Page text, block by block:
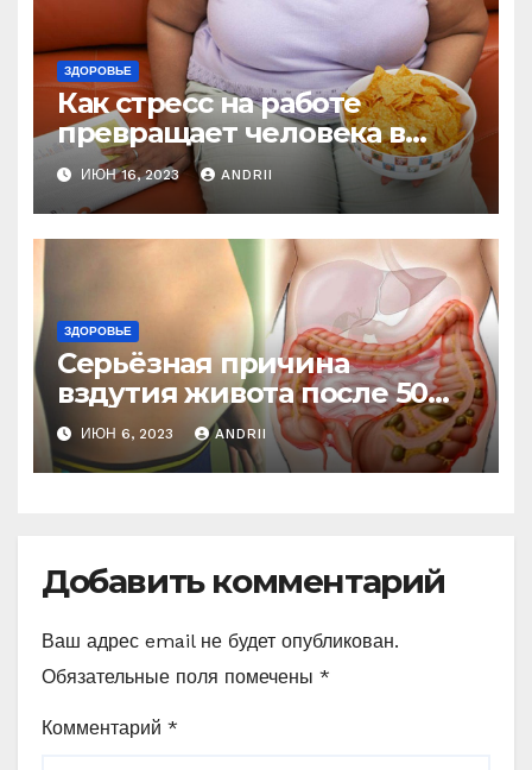
ЗДОРОВЬЕ
Как стресс на работе
превращает человека в
колобка! Так вот в чем дело!
ИЮН 16, 2023 ANDRII
ЗДОРОВЬЕ
Серьёзная причина
вздутия живота после 50
лет. Многие обращают на
это внимание, когда
становится поздно!
ИЮН 6, 2023 ANDRII
Добавить комментарий
Ваш адрес email не будет опубликован.
Обязательные поля помечены *
Комментарий *